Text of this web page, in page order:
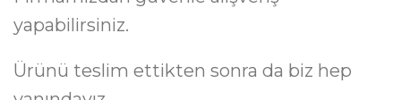
yapabilirsiniz.
Ürünü teslim ettikten sonra da biz hep